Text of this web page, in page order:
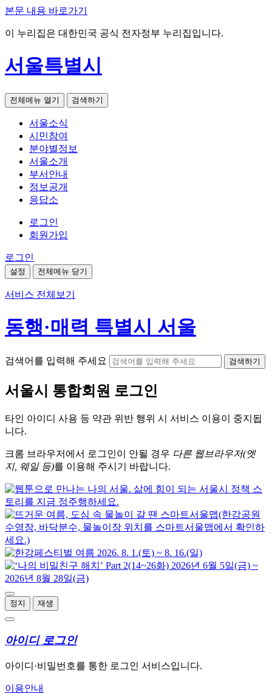
본문 내용 바로가기
이 누리집은 대한민국 공식 전자정부 누리집입니다.
서울특별시
전체메뉴 열기 검색하기
서울소식
시민참여
분야별정보
서울소개
부서안내
정보공개
응답소
로그인
회원가입
로그인
설정 전체메뉴 닫기
서비스 전체보기
동행·매력 특별시 서울
검색어를 입력해 주세요 검색하기
서울시 통합회원 로그인
타인 아이디 사용 등 약관 위반 행위 시 서비스 이용이 중지됩
니다.
크롬 브라우저에서 로그인이 안될 경우 다른 웹브라우저(엣
지, 웨일 등)를 이용해 주시기 바랍니다.
정지 재생
아이디 로그인
아이디·비밀번호를 통한 로그인 서비스입니다.
이용안내